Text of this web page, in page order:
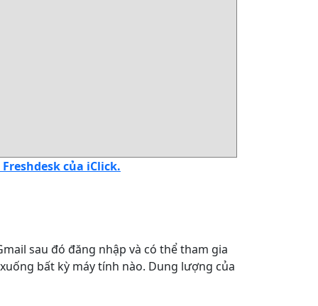
của iClick.
sau đó đăng nhập và có thể tham gia
bất kỳ máy tính nào. Dung lượng của